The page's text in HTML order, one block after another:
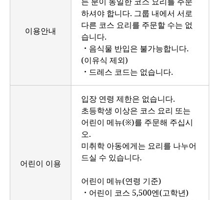
이용안내
하셔야 합니다. 그룹 내에서 서로
다른 코스 요리를 주문할 수는 없
습니다.
・음식물 반입은 불가능합니다.
(이유식 제외)
・드레스 코드는 없습니다.
어린이 이용
입장 연령 제한은 없습니다.
초등학생 이상은 코스 요리 또는
어린이 메뉴(※)를 주문해 주십시
오.
미취학 아동에게는 요리를 나누어
드실 수 있습니다.
어린이 메뉴(연령 기준)
・어린이 코스 5,500엔(고학년)